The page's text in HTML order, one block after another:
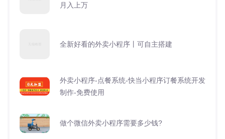
月入上万
全新好看的外卖小程序丨可自主搭建
外卖小程序-点餐系统-快当小程序订餐系统开发
制作-免费使用
做个微信外卖小程序需要多少钱?